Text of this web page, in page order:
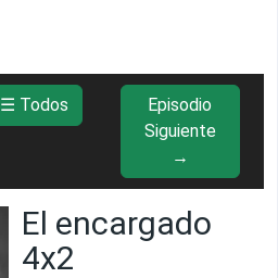
☰ Todos
Episodio
Siguiente
→
El encargado
4x2